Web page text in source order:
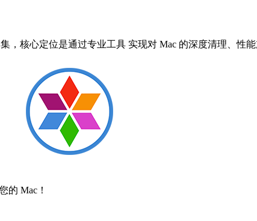
，核心定位是通过专业工具 实现对 Mac 的深度清理、
的 Mac！